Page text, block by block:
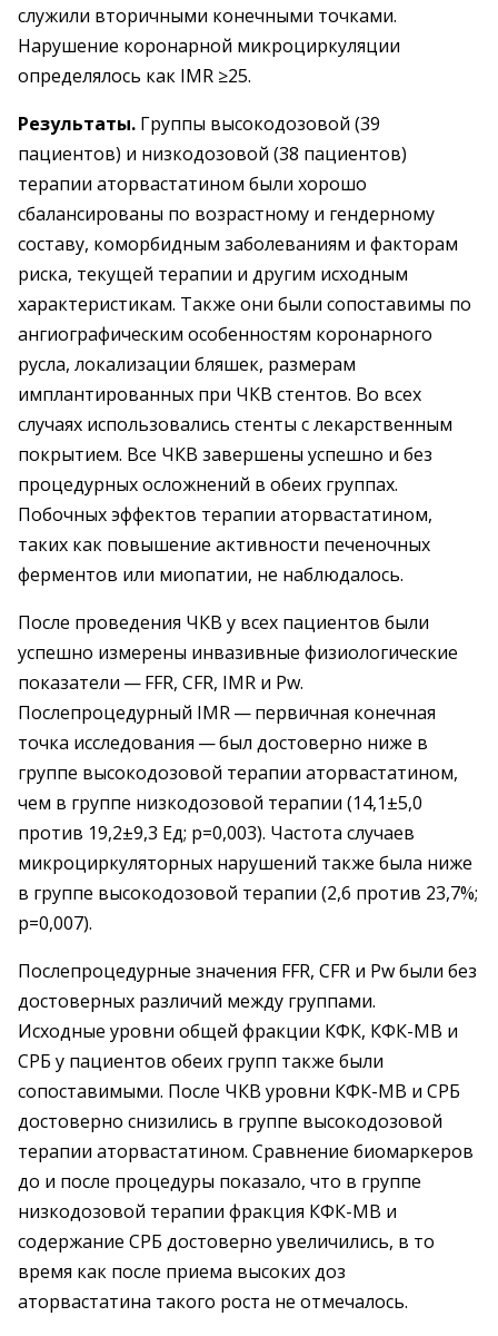
служили вторичными конечными точками.
Нарушение коронарной микроциркуляции
определялось как IMR ≥25.
Результаты. Группы высокодозовой (39
пациентов) и низкодозовой (38 пациентов)
терапии аторвастатином были хорошо
сбалансированы по возрастному и гендерному
составу, коморбидным заболеваниям и факторам
риска, текущей терапии и другим исходным
характеристикам. Также они были сопоставимы по
ангиографическим особенностям коронарного
русла, локализации бляшек, размерам
имплантированных при ЧКВ стентов. Во всех
случаях использовались стенты с лекарственным
покрытием. Все ЧКВ завершены успешно и без
процедурных осложнений в обеих группах.
Побочных эффектов терапии аторвастатином,
таких как повышение активности печеночных
ферментов или миопатии, не наблюдалось.
После проведения ЧКВ у всех пациентов были
успешно измерены инвазивные физиологические
показатели — FFR, CFR, IMR и Pw.
Послепроцедурный IMR — первичная конечная
точка исследования — был достоверно ниже в
группе высокодозовой терапии аторвастатином,
чем в группе низкодозовой терапии (14,1±5,0
против 19,2±9,3 Ед; p=0,003). Частота случаев
микроциркуляторных нарушений также была ниже
в группе высокодозовой терапии (2,6 против 23,7%;
р=0,007).
Послепроцедурные значения FFR, CFR и Pw были без
достоверных различий между группами.
Исходные уровни общей фракции КФК, КФК-МВ и
СРБ у пациентов обеих групп также были
сопоставимыми. После ЧКВ уровни КФК-МВ и СРБ
достоверно снизились в группе высокодозовой
терапии аторвастатином. Сравнение биомаркеров
до и после процедуры показало, что в группе
низкодозовой терапии фракция КФК-МВ и
содержание СРБ достоверно увеличились, в то
время как после приема высоких доз
аторвастатина такого роста не отмечалось.